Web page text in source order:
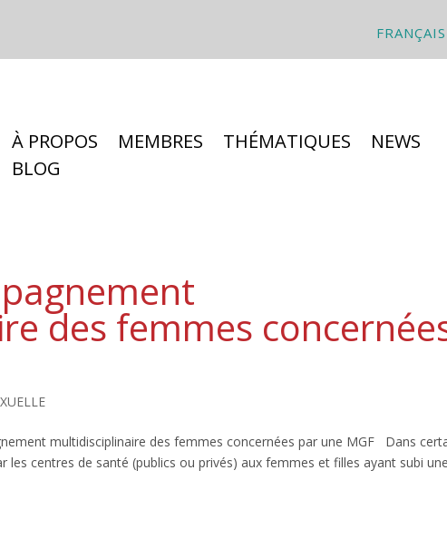
FRANÇAIS
À PROPOS MEMBRES THÉMATIQUES
NEWS
BLOG
des femmes
multidisciplinaire des femmes concernées par une MGF Dans
centres de santé (publics ou privés) aux femmes et filles ayant subi